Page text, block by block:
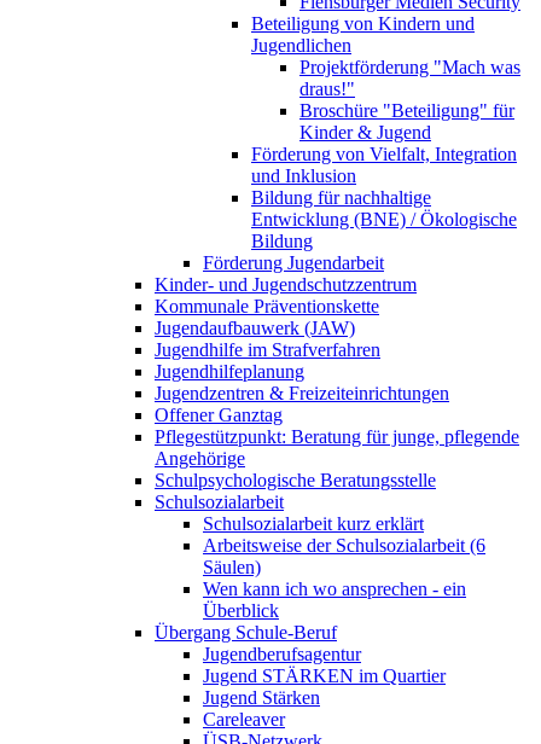
Beteiligung von Kindern und
Jugendlichen
Projektförderung "Mach was
draus!"
Broschüre "Beteiligung" für
Kinder & Jugend
Förderung von Vielfalt, Integration
und Inklusion
Bildung für nachhaltige
Entwicklung (BNE) / Ökologische
Bildung
Förderung Jugendarbeit
Kinder- und Jugendschutzzentrum
Kommunale Präventionskette
Jugendaufbauwerk (JAW)
Jugendhilfe im Strafverfahren
Jugendhilfeplanung
Jugendzentren & Freizeiteinrichtungen
Offener Ganztag
Pflegestützpunkt: Beratung für junge, pflegende
Angehörige
Schulpsychologische Beratungsstelle
Schulsozialarbeit
Schulsozialarbeit kurz erklärt
Arbeitsweise der Schulsozialarbeit (6
Säulen)
Wen kann ich wo ansprechen - ein
Überblick
Übergang Schule-Beruf
Jugendberufsagentur
Jugend STÄRKEN im Quartier
Jugend Stärken
Careleaver